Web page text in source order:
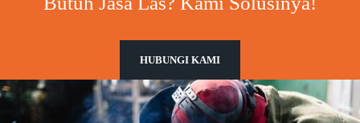
HUBUNGI KAMI